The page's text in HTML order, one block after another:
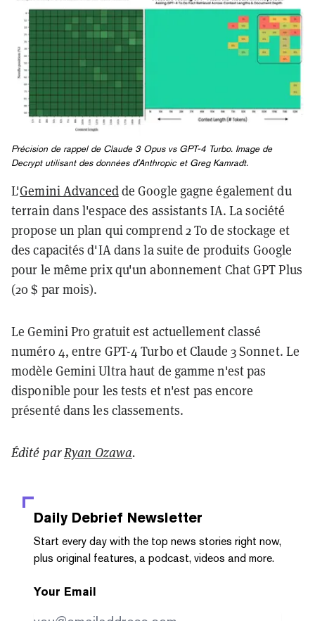
Précision de rappel de Claude 3 Opus vs GPT-4 Turbo. Image de
Decrypt utilisant des données d'Anthropic et Greg Kamradt.
L'Gemini Advancedde Google gagne également du
terrain dans l'espace des assistants IA. La société
propose un plan qui comprend 2 To de stockage et
des capacités d'IA dans la suite de produits Google
pour le même prix qu'un abonnement Chat GPT Plus
(20 $ par mois).
Le Gemini Pro gratuit est actuellement classé
numéro 4, entre GPT-4 Turbo et Claude 3 Sonnet. Le
modèle Gemini Ultra haut de gamme n'est pas
disponible pour les tests et n'est pas encore
présenté dans les classements.
Édité parRyan Ozawa.
Daily Debrief Newsletter
Start every day with the top news stories right now,
plus original features, a podcast, videos and more.
Your Email